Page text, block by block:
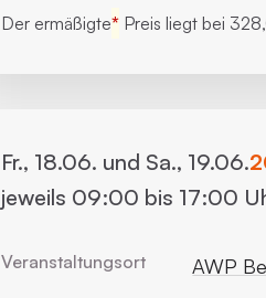
Der ermäßigte* Preis liegt bei
Fr., 18.06. und Sa., 19.06.
jeweils 09:00 bis 17:00
Veranstaltungsort AWP